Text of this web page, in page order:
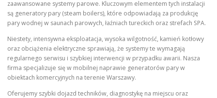
zaawansowane systemy parowe. Kluczowym elementem tych instalacji
są generatory pary (steam boilers), które odpowiadają za produkcję
pary wodnej w saunach parowych, łaźniach tureckich oraz strefach SPA.
Niestety, intensywna eksploatacja, wysoka wilgotność, kamień kotłowy
oraz obciążenia elektryczne sprawiają, że systemy te wymagają
regularnego serwisu i szybkiej interwencji w przypadku awarii. Nasza
firma specjalizuje się w mobilnej naprawie generatorów pary w
obiektach komercyjnych na terenie Warszawy.
Oferujemy szybki dojazd techników, diagnostykę na miejscu oraz